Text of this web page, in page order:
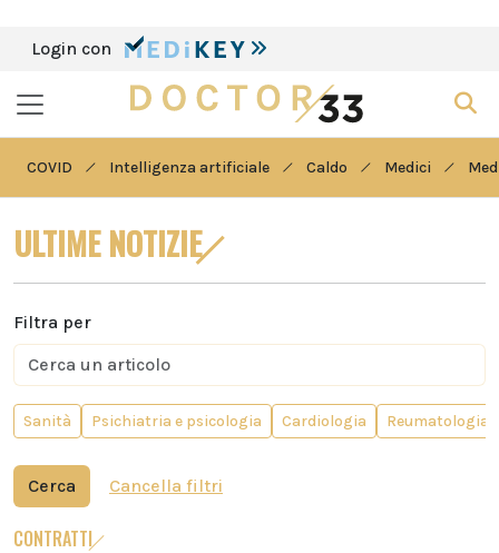
Login con
COVID Intelligenza artificiale Caldo Medici
ULTIME NOTIZIE
Filtra per
Sanità Psichiatria e psicologia Cardiologia Reumatologia
Cerca Cancella filtri
CONTRATTI